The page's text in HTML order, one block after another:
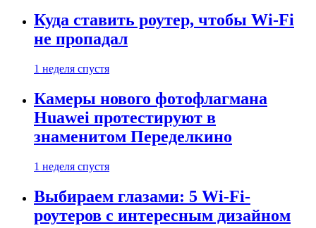
Куда ставить роутер, чтобы Wi-Fi
не пропадал
1 неделя спустя
Камеры нового фотофлагмана
Huawei протестируют в
знаменитом Переделкино
1 неделя спустя
Выбираем глазами: 5 Wi-Fi-
роутеров с интересным дизайном